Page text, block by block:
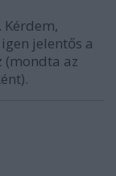
Kérdem,
jelentős a
(mondta az